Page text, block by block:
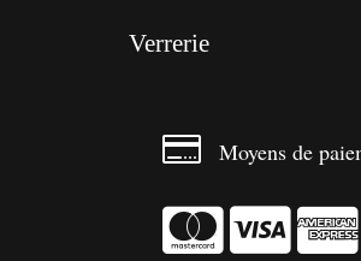
Verrerie
 Moyens de
  